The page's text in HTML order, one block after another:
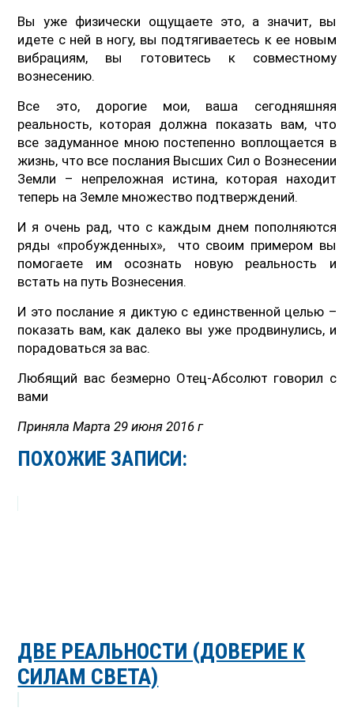
Вы уже физически ощущаете это, а значит, вы
идете с ней в ногу, вы подтягиваетесь к ее новым
вибрациям, вы готовитесь к совместному
вознесению.
Все это, дорогие мои, ваша сегодняшняя
реальность, которая должна показать вам, что
все задуманное мною постепенно воплощается в
жизнь, что все послания Высших Сил о Вознесении
Земли – непреложная истина, которая находит
теперь на Земле множество подтверждений.
И я очень рад, что с каждым днем пополняются
ряды «пробужденных», что своим примером вы
помогаете им осознать новую реальность и
встать на путь Вознесения.
И это послание я диктую с единственной целью –
показать вам, как далеко вы уже продвинулись, и
порадоваться за вас.
Любящий вас безмерно Отец-Абсолют говорил с
вами
Приняла Марта 29 июня 2016 г
ПОХОЖИЕ ЗАПИСИ:
ДВЕ РЕАЛЬНОСТИ (ДОВЕРИЕ К
СИЛАМ СВЕТА)